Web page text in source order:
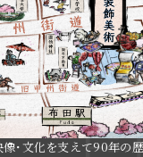
･文化を支えて90年の